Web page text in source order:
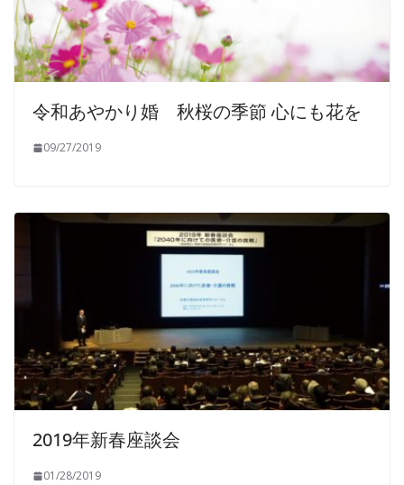
令和あやかり婚 秋桜の季節 心にも花を
09/27/2019
2019年新春座談会
01/28/2019